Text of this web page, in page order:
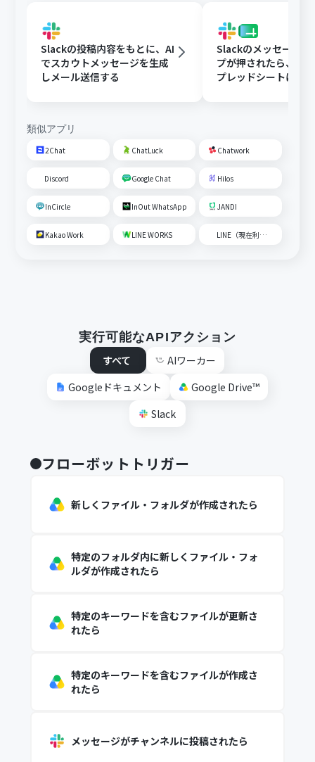
Slackの投稿内容をもとに、AI
でスカウトメッセージを生成
しメール送信する
Slackのメッセージに
プが押されたら、
プレッドシートにメ
類似アプリ
2Chat ChatLuck Chatwork
Discord Google Chat Hilos
InCircle InOut WhatsApp JANDI
Kakao Work LINE WORKS LINE（現在利用不可）
実行可能なAPIアクション
すべて
AIワーカー
Googleドキュメント
Google Drive™
Slack
フローボットトリガー
新しくファイル・フォルダが作成されたら
特定のフォルダ内に新しくファイル・フォ
ルダが作成されたら
特定のキーワードを含むファイルが更新さ
れたら
特定のキーワードを含むファイルが作成さ
れたら
メッセージがチャンネルに投稿されたら